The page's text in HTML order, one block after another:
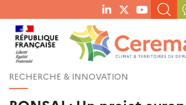
menu
social
links
RECHERCHER UN MOT-CLÉ, UNE PUBLICATION, ETC.
QUE RECHERCHEZ-VOUS ?
RECHERCHE & INNOVATION